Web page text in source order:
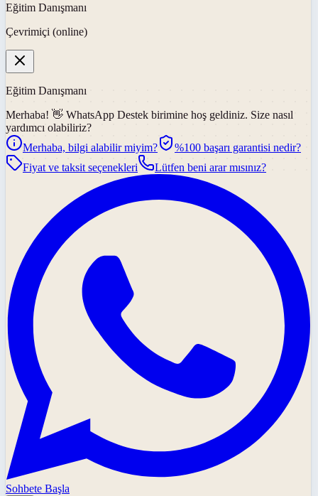
Eğitim Danışmanı
Çevrimiçi (online)
Eğitim Danışmanı
Merhaba! 👋 WhatsApp Destek birimine hoş geldiniz. Size nasıl
yardımcı olabiliriz?
Merhaba, bilgi alabilir miyim?
%100 başarı garantisi nedir?
Fiyat ve taksit seçenekleri
Lütfen beni arar mısınız?
Sohbete Başla